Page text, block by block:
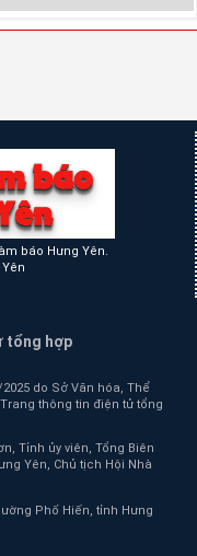
báo Hưng Yên.
tổng hợp
do Sở Văn hóa, Thể
thông tin điện tử tổng
Tỉnh ủy viên, Tổng Biên
Yên, Chủ tịch Hội Nhà
Phố Hiến, tỉnh Hưng